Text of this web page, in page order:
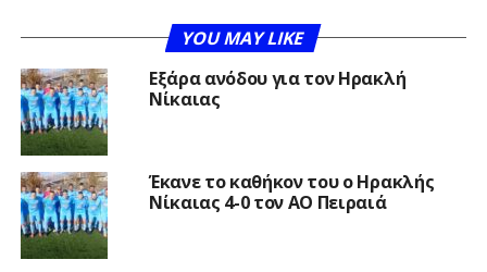
YOU MAY LIKE
Εξάρα ανόδου για τον Ηρακλή
Νίκαιας
Έκανε το καθήκον του ο Ηρακλής
Νίκαιας 4-0 τον ΑΟ Πειραιά